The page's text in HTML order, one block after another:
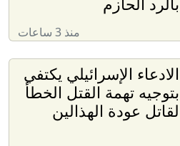
منذ 3 ساعات
الادعاء الإسرائيلي يكتفي
بتوجيه تهمة القتل الخطأ
لقاتل عودة الهذالين